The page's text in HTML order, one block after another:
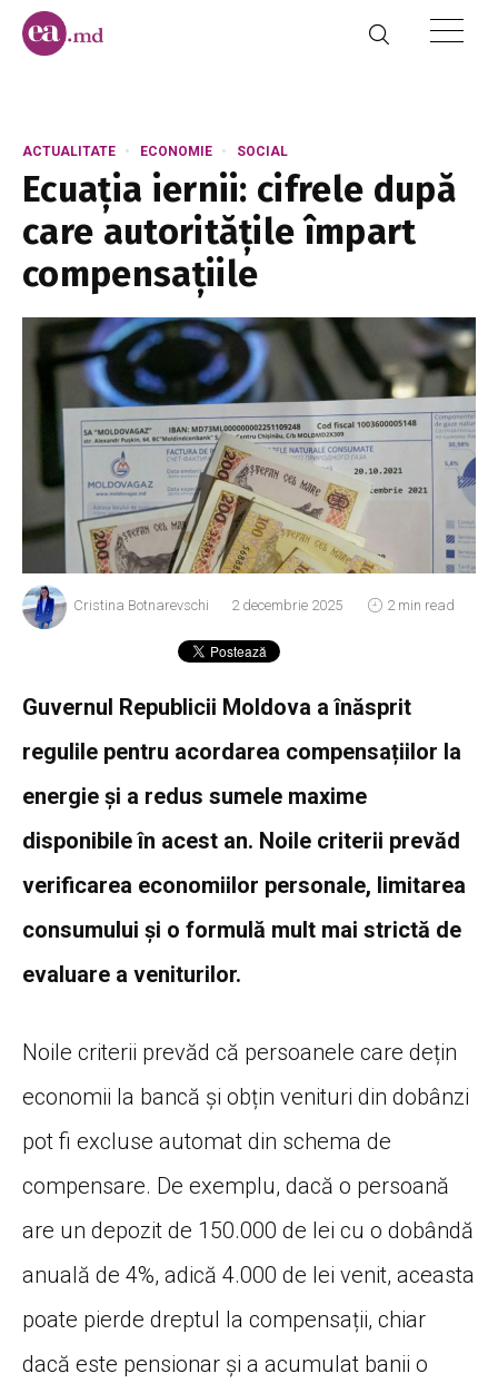
ACTUALITATE ECONOMIE SOCIAL
Ecuația iernii: cifrele după
care autoritățile împart
compensațiile
Cristina Botnarevschi 2 decembrie 2025 2 min read
Guvernul Republicii Moldova a înăsprit
regulile pentru acordarea compensațiilor la
energie și a redus sumele maxime
disponibile în acest an. Noile criterii prevăd
verificarea economiilor personale, limitarea
consumului și o formulă mult mai strictă de
evaluare a veniturilor.
Noile criterii prevăd că persoanele care dețin
economii la bancă și obțin venituri din dobânzi
pot fi excluse automat din schema de
compensare. De exemplu, dacă o persoană
are un depozit de 150.000 de lei cu o dobândă
anuală de 4%, adică 4.000 de lei venit, aceasta
poate pierde dreptul la compensații, chiar
dacă este pensionar și a acumulat banii o